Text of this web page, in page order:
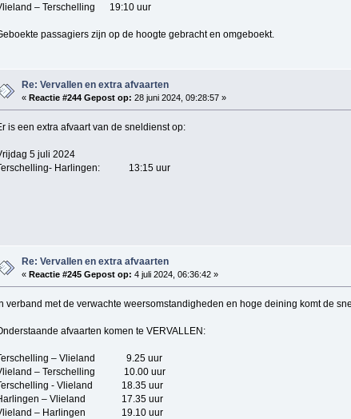
– Terschelling 19:10 uur
passagiers zijn op de hoogte gebracht en omgeboekt.
Re: Vervallen en extra afvaarten
«Reactie #244 Gepost op: 28 juni 2024, 09:28:57 »
is een extra afvaart van de sneldienst op:
5 juli 2024
Harlingen: 13:15 uur
Re: Vervallen en extra afvaarten
«Reactie #245 Gepost op: 4 juli 2024, 06:36:42 »
verband met de verwachte weersomstandigheden en hoge deining komt de
afvaarten komen te VERVALLEN:
– Vlieland 9.25 uur
– Terschelling 10.00 uur
- Vlieland 18.35 uur
– Vlieland 17.35 uur
– Harlingen 19.10 uur